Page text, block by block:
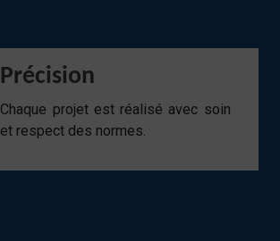
Précision
Chaque projet est réalisé avec soin
et respect des normes.